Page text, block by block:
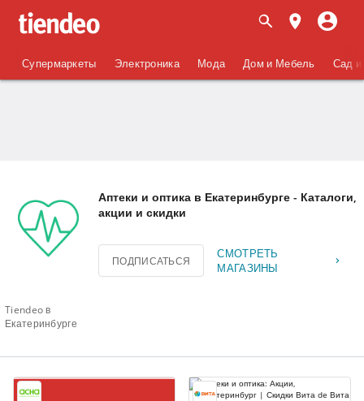
Супермаркеты Электроника Мода Дом и Мебель Сад и
Tiendeo в
Екатеринбурге
Аптеки и оптика в Екатеринбурге - Каталоги,
акции и скидки
ПОДПИСАТЬСЯ
СМОТРЕТЬ
МАГАЗИНЫ